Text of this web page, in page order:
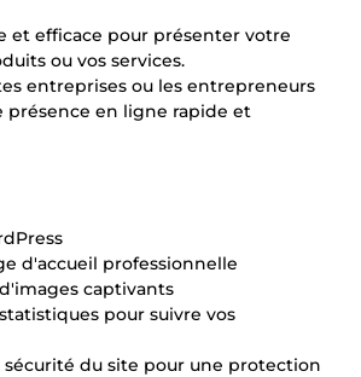
et efficace pour présenter votre
ou vos services.
entreprises ou les entrepreneurs
présence en ligne rapide et
d'accueil professionnelle
captivants
pour suivre vos
du site pour une protection